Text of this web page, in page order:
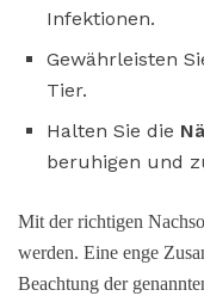
Infektionen.
Gewährleisten
Tier.
Halten Sie die
beruhigen und
Mit der richtigen
werden. Eine enge
Beachtung der